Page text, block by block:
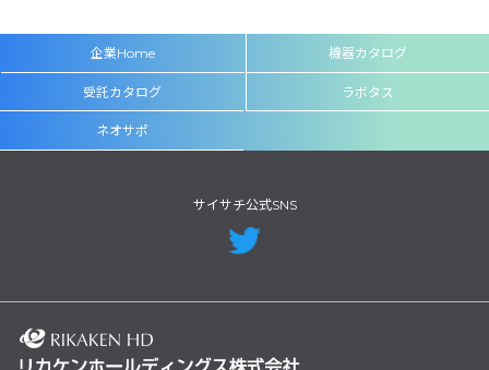
企業Home 機器カタログ
受託カタログ ラボタス
ネオサポ
サイサチ公式SNS